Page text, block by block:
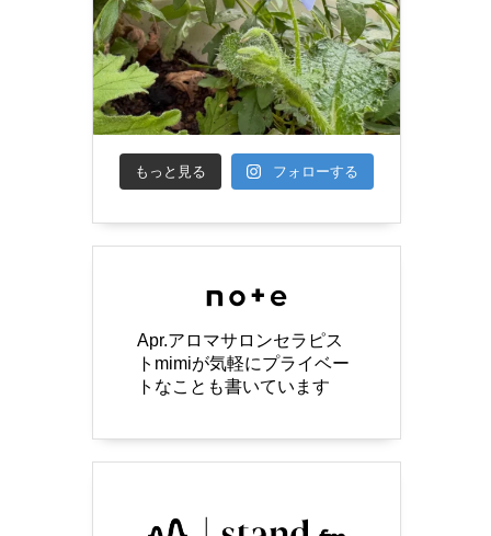
もっと見る フォローする
Apr.アロマサロンセラピス
トmimiが気軽にプライベー
トなことも書いています